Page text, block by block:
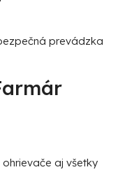
prevádzka
ohrievače aj všetky